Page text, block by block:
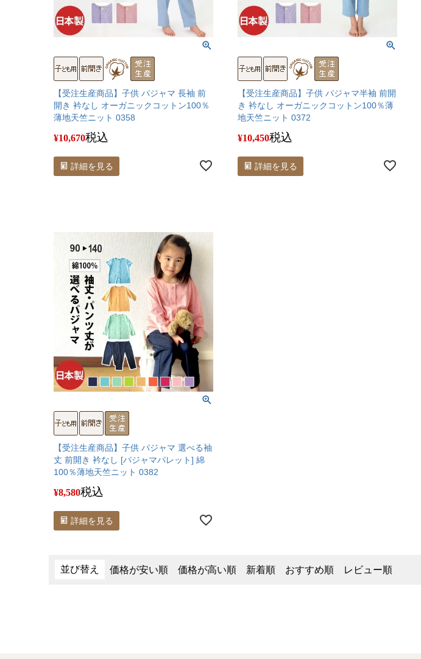
【受注生産商品】子供 パジャマ 長袖 前
開き 衿なし オーガニックコットン100％
薄地天竺ニット 0358
¥10,670税込
詳細を見る
【受注生産商品】子供 パジャマ半袖 前開
き 衿なし オーガニックコットン100％薄
地天竺ニット 0372
¥10,450税込
詳細を見る
【受注生産商品】子供 パジャマ 選べる袖
丈 前開き 衿なし [パジャマパレット] 綿
100％薄地天竺ニット 0382
¥8,580税込
詳細を見る
並び替え 価格が安い順 価格が高い順 新着順 おすすめ順 レビュー順